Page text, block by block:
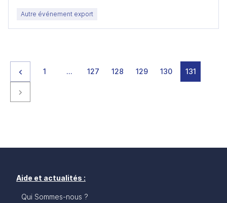
Autre événement export
Page précédente
page
1 … page
127 page
128 page
129 page
130 page
131
Aide et actualités :
Qui Sommes-nous ?